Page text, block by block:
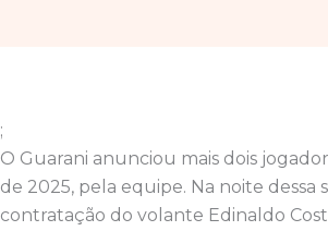
;
O Guarani anunciou mais dois
de 2025, pela equipe. Na noite
contratação do volante Edinaldo